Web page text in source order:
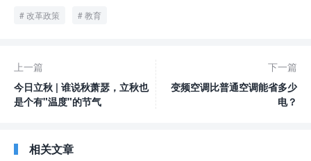
改革政策 教育
上一篇
今日立秋 | 谁说秋萧瑟，立秋也
是个有"温度"的节气
下一篇
变频空调比普通空调能省多少
电？
相关文章